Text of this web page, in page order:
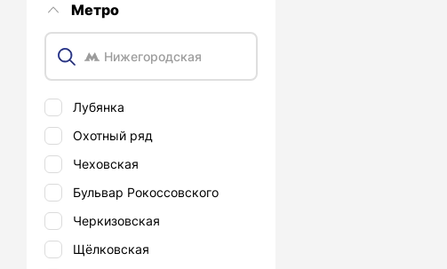
Метро
Лубянка
Охотный ряд
Чеховская
Бульвар Рокоссовского
Черкизовская
Щёлковская